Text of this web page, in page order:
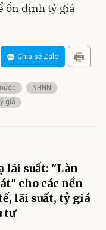
ổn định tỷ giá
Chia sẻ Zalo
NHNN
giá
lãi suất: "Làn
cho các nền
lãi suất, tỷ giá
tư